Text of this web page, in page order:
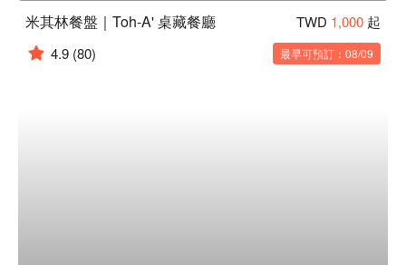
米其林餐盤｜Toh-A' 桌藏餐廳 TWD 1,000 起
4.9 (80) 最早可預訂：08/09